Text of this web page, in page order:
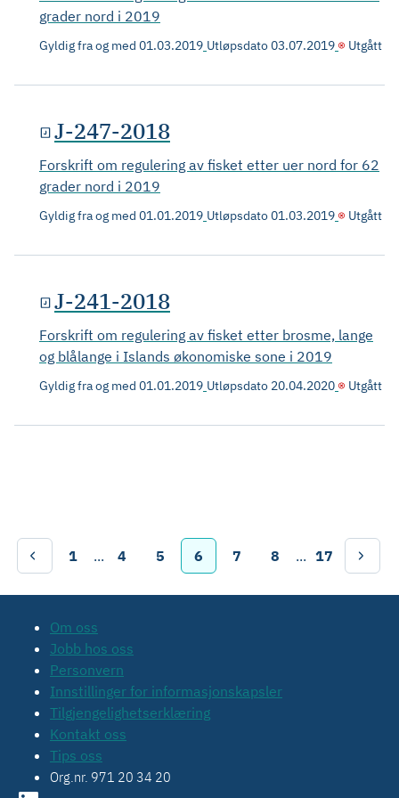
grader nord i 2019
Gyldig fra og med 01.03.2019 Utløpsdato03.07.2019 Utgått
J-247-2018
Forskrift om regulering av fisket etter uer nord for 62
grader nord i 2019
Gyldig fra og med 01.01.2019 Utløpsdato01.03.2019 Utgått
J-241-2018
Forskrift om regulering av fisket etter brosme, lange
og blålange i Islands økonomiske sone i 2019
Gyldig fra og med 01.01.2019 Utløpsdato 20.04.2020 Utgått
1 ... 4 5 6 7 8 ... 17
Om oss
Jobb hos oss
Personvern
Innstillinger for informasjonskapsler
Tilgjengelighetserklæring
Kontakt oss
Tips oss
Org.nr. 971 20 34 20